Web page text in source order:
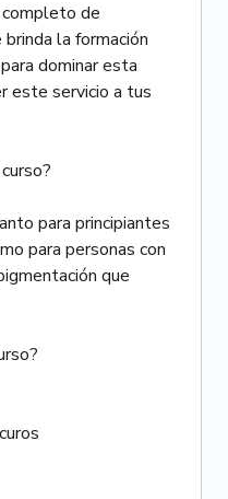
de
la formación
dominar esta
este servicio a tus
para principiantes
para personas con
que